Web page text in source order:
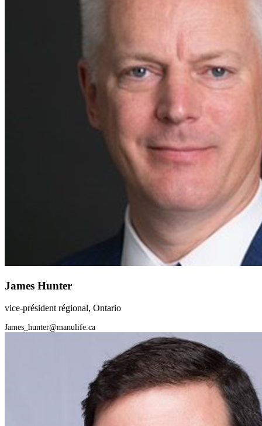
James Hunter
vice-président régional, Ontario
James_hunter@manulife.ca